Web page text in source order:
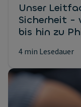
Unser
Sicherheit -
bis hin zu
4 min Lesedauer